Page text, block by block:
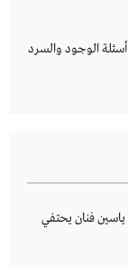
الوجود والسرد
ياسين فنان يحتفي